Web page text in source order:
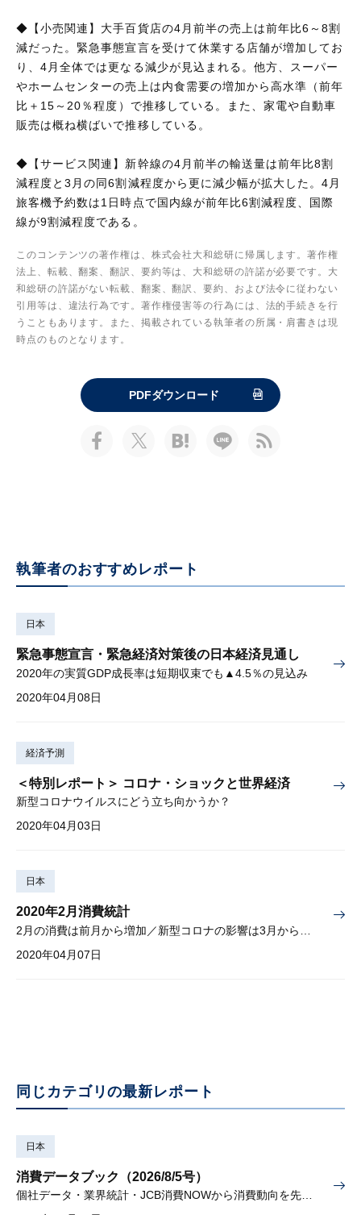
◆【小売関連】大手百貨店の4月前半の売上は前年比6～8割
減だった。緊急事態宣言を受けて休業する店舗が増加してお
り、4月全体では更なる減少が見込まれる。他方、スーパー
やホームセンターの売上は内食需要の増加から高水準（前年
比＋15～20％程度）で推移している。また、家電や自動車
販売は概ね横ばいで推移している。
◆【サービス関連】新幹線の4月前半の輸送量は前年比8割
減程度と3月の同6割減程度から更に減少幅が拡大した。4月
旅客機予約数は1日時点で国内線が前年比6割減程度、国際
線が9割減程度である。
このコンテンツの著作権は、株式会社大和総研に帰属します。著作権
法上、転載、翻案、翻訳、要約等は、大和総研の許諾が必要です。大
和総研の許諾がない転載、翻案、翻訳、要約、および法令に従わない
引用等は、違法行為です。著作権侵害等の行為には、法的手続きを行
うこともあります。また、掲載されている執筆者の所属・肩書きは現
時点のものとなります。
PDFダウンロード
執筆者のおすすめレポート
日本
緊急事態宣言・緊急経済対策後の日本経済見通し
2020年の実質GDP成長率は短期収束でも▲4.5％の見込み
2020年04月08日
経済予測
＜特別レポート＞ コロナ・ショックと世界経済
新型コロナウイルスにどう立ち向かうか？
2020年04月03日
日本
2020年2月消費統計
2020年04月07日
同じカテゴリの最新レポート
日本
消費データブック（2026/8/5号）
個社データ・業界統計・JCB消費NOWから消費動向を先取り